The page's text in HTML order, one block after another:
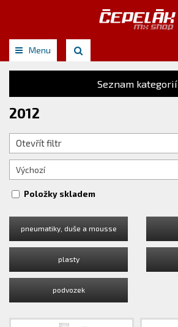
Menu
Seznam kategorií
2012
Otevřít filtr
Výchozí
Položky skladem
pneumatiky, duše a mousse
plasty
podvozek